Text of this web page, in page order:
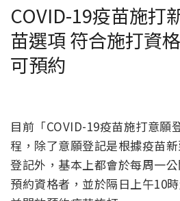
COVID-19疫苗施打
苗選項 符合施打資
可預約
目前「COVID-19疫苗施打意願
程，除了意願登記是根據疫苗
登記外，基本上都會於每周一
預約資格者，並於隔日上午10